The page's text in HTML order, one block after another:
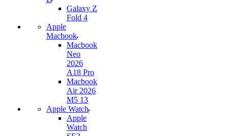
Galaxy Z
Fold 4
Apple
Macbook
Macbook
Neo
2026
A18 Pro
Macbook
Air 2026
M5 13
Apple Watch
Apple
Watch